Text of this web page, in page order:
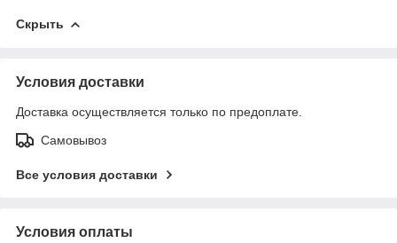
Скрыть
Условия доставки
Доставка осуществляется только по предоплате.
Самовывоз
Все условия доставки
Условия оплаты